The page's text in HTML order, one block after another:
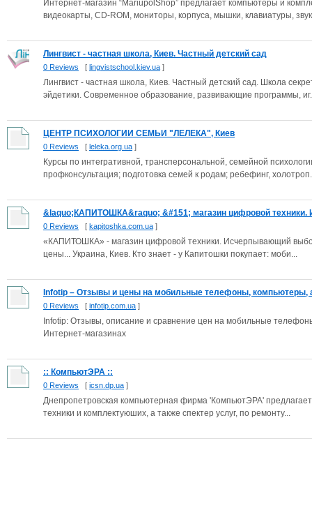
Интернет-магазин “MariupolShop” предлагает компьютеры и
видеокарты, CD-ROM, мониторы, корпуса, мышки, клавиатуры,
Лингвист - частная школа, Киев. Частный детский сад
0 Reviews [ lingvistschool.kiev.ua ]
Лингвист - частная школа, Киев. Частный детский сад. Школа
эйдетики. Современное образование, развивающие программы,
ЦЕНТР ПСИХОЛОГИИ СЕМЬИ "ЛЕЛЕКА", Киев
0 Reviews [ leleka.org.ua ]
Курсы по интегративной, трансперсональной, семейной
профконсультация; подготовка семей к родам; ребефинг,
&laquo;КАПИТОШКА&raquo; &#151; магазин цифровой техники.
0 Reviews [ kapitoshka.com.ua ]
«КАПИТОШКА» - магазин цифровой техники. Исчерпывающий
цены... Украина, Киев. Кто знает - у Капитошки покупает: моби...
Infotip – Отзывы и цены на мобильные телефоны, компьютеры,
0 Reviews [ infotip.com.ua ]
Infotip: Отзывы, описание и сравнение цен на мобильные
Интернет-магазинах
:: КомпьютЭРА ::
0 Reviews [ icsn.dp.ua ]
Днепропетровская компьютерная фирма 'КомпьютЭРА'
техники и комплектуюших, а также спектер услуг, по ремонту...